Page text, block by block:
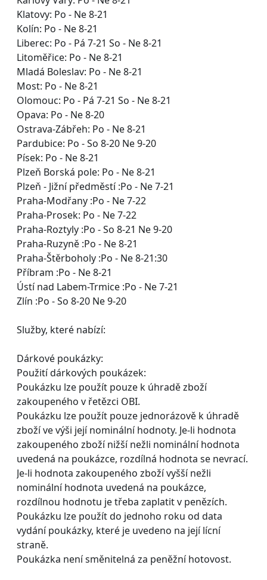
Klatovy: Po - Ne 8-21
Kolín: Po - Ne 8-21
Liberec: Po - Pá 7-21 So - Ne 8-21
Litoměřice: Po - Ne 8-21
Mladá Boleslav: Po - Ne 8-21
Most: Po - Ne 8-21
Olomouc: Po - Pá 7-21 So - Ne 8-21
Opava: Po - Ne 8-20
Ostrava-Zábřeh: Po - Ne 8-21
Pardubice: Po - So 8-20 Ne 9-20
Písek: Po - Ne 8-21
Plzeň Borská pole: Po - Ne 8-21
Plzeň - Jižní předměstí :Po - Ne 7-21
Praha-Modřany :Po - Ne 7-22
Praha-Prosek: Po - Ne 7-22
Praha-Roztyly :Po - So 8-21 Ne 9-20
Praha-Ruzyně :Po - Ne 8-21
Praha-Štěrboholy :Po - Ne 8-21:30
Příbram :Po - Ne 8-21
Ústí nad Labem-Trmice :Po - Ne 7-21
Zlín :Po - So 8-20 Ne 9-20
Služby, které nabízí:
Dárkové poukázky:
Použití dárkových poukázek:
Poukázku lze použít pouze k úhradě zboží
zakoupeného v řetězci OBI.
Poukázku lze použít pouze jednorázově k úhradě
zboží ve výši její nominální hodnoty. Je-li hodnota
zakoupeného zboží nižší nežli nominální hodnota
uvedená na poukázce, rozdílná hodnota se nevrací.
Je-li hodnota zakoupeného zboží vyšší nežli
nominální hodnota uvedená na poukázce,
rozdílnou hodnotu je třeba zaplatit v penězích.
Poukázku lze použít do jednoho roku od data
vydání poukázky, které je uvedeno na její lícní
straně.
Poukázka není směnitelná za peněžní hotovost.